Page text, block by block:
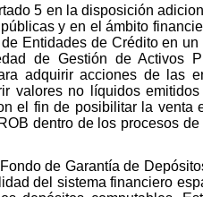
5 en la disposición
y en el ámbito
Entidades de Crédito en
de Gestión de Activos
adquirir acciones de las
valores no líquidos
el fin de posibilitar la venta
dentro de los procesos de
de Garantía de
del sistema financiero